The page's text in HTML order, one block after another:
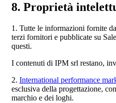
8. Proprietà
1. Tutte le informazioni fornite
terzi fornitori e pubblicate su
questi.
I contenuti di IPM srl restano,
2. International performance
esclusiva della progettazione,
marchio e dei loghi.